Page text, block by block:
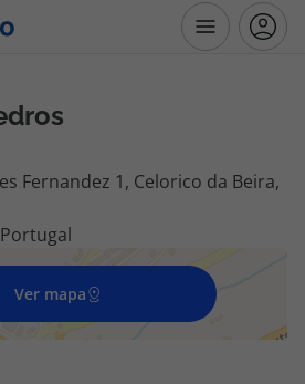
Fernandez 1, Celorico da Beira,
Ver mapa